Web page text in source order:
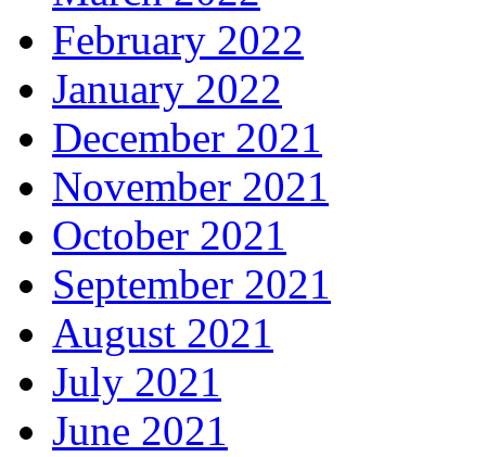
February 2022
January 2022
December 2021
November 2021
October 2021
September 2021
August 2021
July 2021
June 2021